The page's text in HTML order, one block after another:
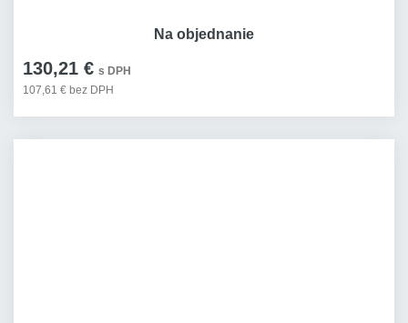
130,21 € s DPH
107,61 € bez DPH
Na objednanie